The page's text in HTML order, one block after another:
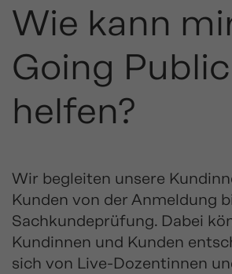
Wie kann
Going Public
helfen?
Wir begleiten unsere
Kunden von der Anmeldung
Sachkundeprüfung. Dabei
Kundinnen und Kunden
sich von Live-Dozentinnen